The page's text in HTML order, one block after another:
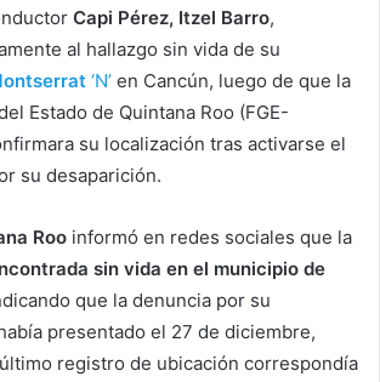
Capi Pérez, Itzel Barro,
al hallazgo sin vida de su
‘N’ en Cancún, luego de que la
Estado de Quintana Roo (FGE-
su localización tras activarse el
su desaparición.
Roo informó en redes sociales que la
sin vida en el municipio de
que la denuncia por su
presentado el 27 de diciembre,
registro de ubicación correspondía